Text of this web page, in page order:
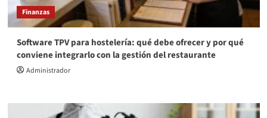
Finanzas
Software TPV para hostelería: qué debe ofrecer y por qué
conviene integrarlo con la gestión del restaurante
Administrador